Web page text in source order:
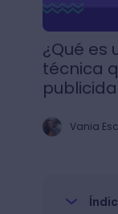
¿Qué es
técnica
Vania